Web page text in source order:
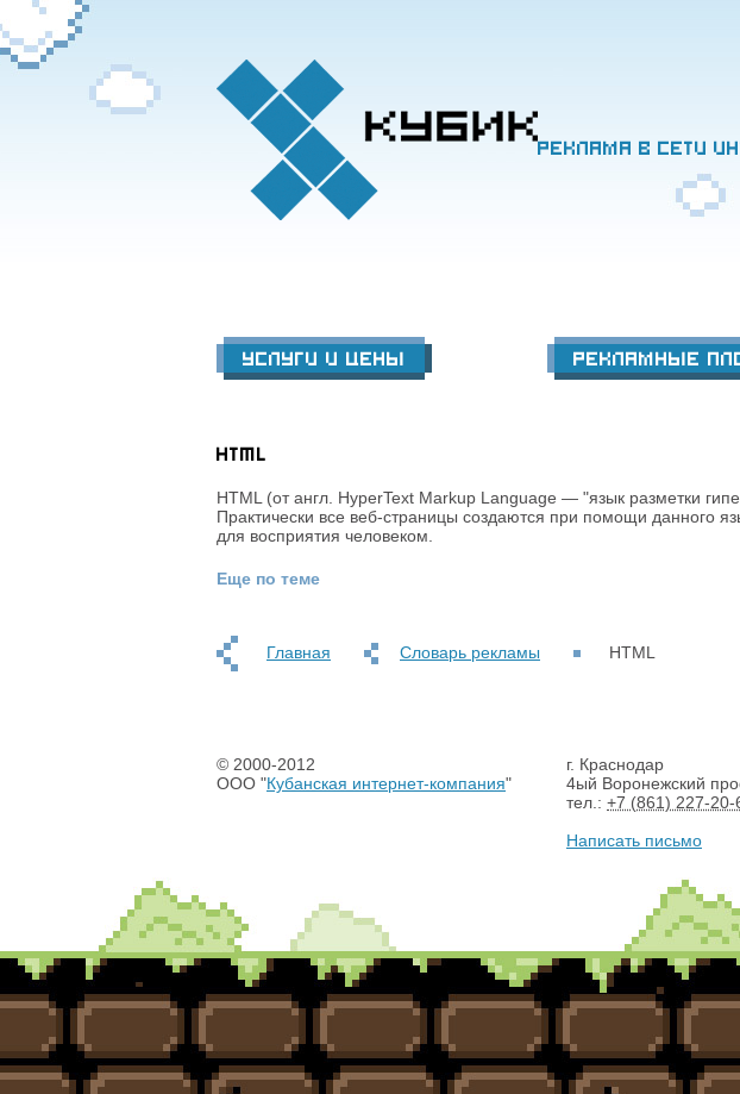
Реклама в сети
Услуги и цены Рекламные
HTML
HTML (от англ. HyperText Markup Language — "язык разметки
Практически все веб-страницы создаются при помощи данного
для восприятия человеком.
Еще по теме
Главная Словарь рекламы HTML
© 2000-2012
ООО "Кубанская интернет-компания"
г. Краснодар
4ый Воронежский
тел.: +7 (861) 227-20-
Написать письмо